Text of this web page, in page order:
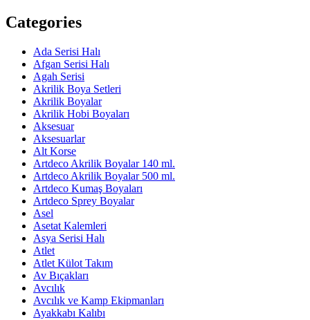
Categories
Ada Serisi Halı
Afgan Serisi Halı
Agah Serisi
Akrilik Boya Setleri
Akrilik Boyalar
Akrilik Hobi Boyaları
Aksesuar
Aksesuarlar
Alt Korse
Artdeco Akrilik Boyalar 140 ml.
Artdeco Akrilik Boyalar 500 ml.
Artdeco Kumaş Boyaları
Artdeco Sprey Boyalar
Asel
Asetat Kalemleri
Asya Serisi Halı
Atlet
Atlet Külot Takım
Av Bıçakları
Avcılık
Avcılık ve Kamp Ekipmanları
Ayakkabı Kalıbı